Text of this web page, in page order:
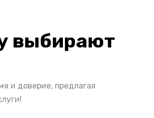
выбирают
и доверие, предлагая